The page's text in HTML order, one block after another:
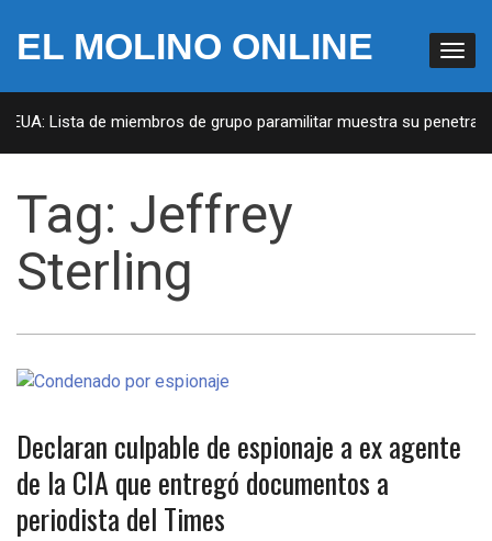
EL MOLINO ONLINE
Lista de miembros de grupo paramilitar muestra su
Tag: Jeffrey
Sterling
Declaran culpable de espionaje a ex agente
de la CIA que entregó documentos a
periodista del Times